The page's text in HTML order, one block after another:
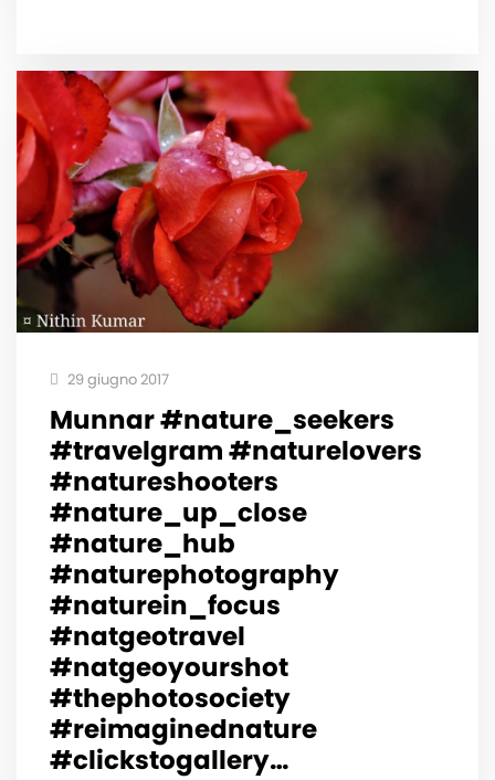
29 giugno 2017
Munnar #nature_seekers
#travelgram #naturelovers
#natureshooters
#nature_up_close
#nature_hub
#naturephotography
#naturein_focus
#natgeotravel
#natgeoyourshot
#thephotosociety
#reimaginednature
#clickstogallery…